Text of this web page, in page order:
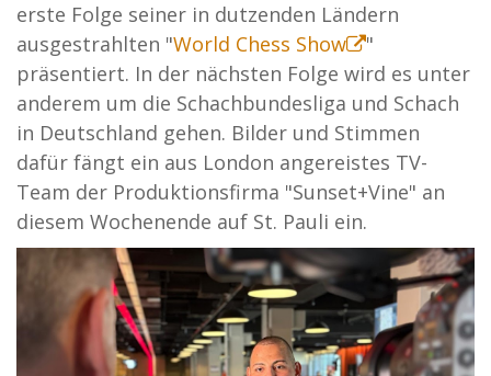
erste Folge seiner in dutzenden Ländern
ausgestrahlten "World Chess Show
"
präsentiert. In der nächsten Folge wird es unter
anderem um die Schachbundesliga und Schach
in Deutschland gehen. Bilder und Stimmen
dafür fängt ein aus London angereistes TV-
Team der Produktionsfirma "Sunset+Vine" an
diesem Wochenende auf St. Pauli ein.